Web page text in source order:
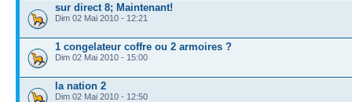
sur direct 8; Maintenant!
Dim 02 Mai 2010 - 12:21
1 congelateur coffre ou 2 armoires ?
Dim 02 Mai 2010 - 15:00
la nation 2
Dim 02 Mai 2010 - 12:50